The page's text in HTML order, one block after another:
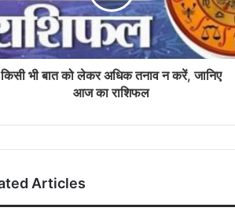
किसी भी बात को लेकर अधिक तनाव न करें, जानिए
आज का राशिफल
Articles